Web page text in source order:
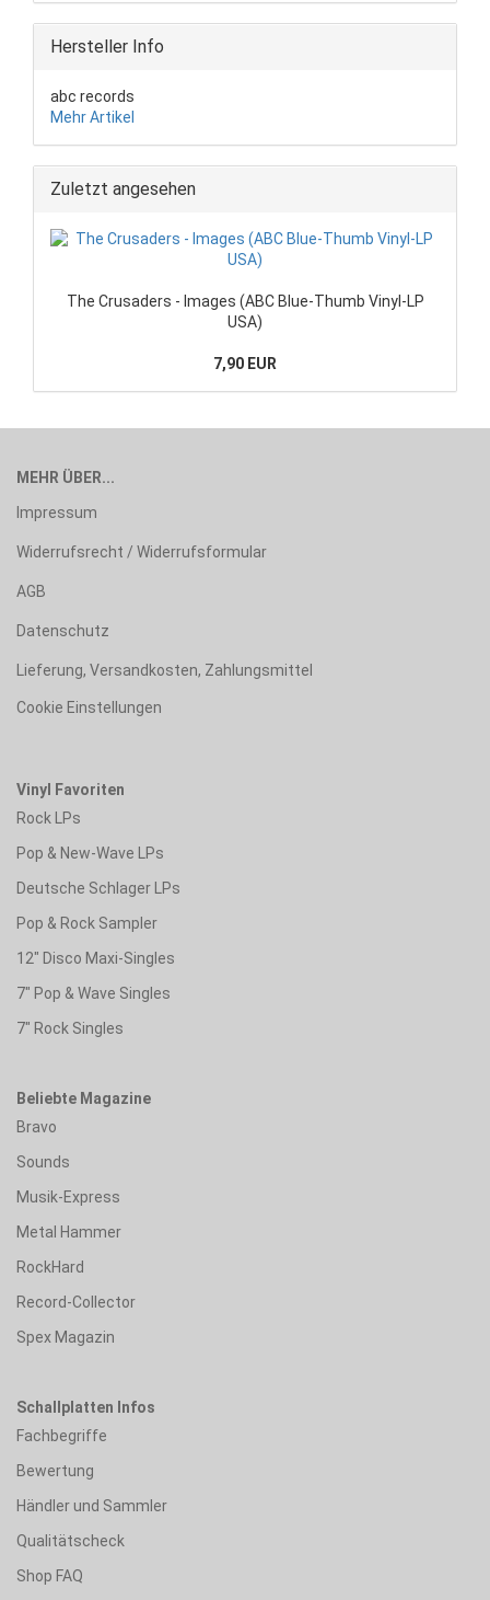
Hersteller Info
abc records
Mehr Artikel
Zuletzt angesehen
The Crusaders - Images (ABC Blue-Thumb Vinyl-LP
USA)
7,90 EUR
MEHR ÜBER...
Impressum
Widerrufsrecht / Widerrufsformular
AGB
Datenschutz
Lieferung, Versandkosten, Zahlungsmittel
Cookie Einstellungen
Vinyl Favoriten
Rock LPs
Pop & New-Wave LPs
Deutsche Schlager LPs
Pop & Rock Sampler
12" Disco Maxi-Singles
7" Pop & Wave Singles
7" Rock Singles
Beliebte Magazine
Bravo
Sounds
Musik-Express
Metal Hammer
RockHard
Record-Collector
Spex Magazin
Schallplatten Infos
Fachbegriffe
Bewertung
Händler und Sammler
Qualitätscheck
Shop FAQ